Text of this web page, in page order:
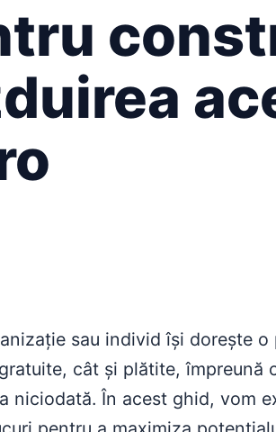
sau individ își dorește
cât și plătite,
niciodată. În acest ghid, vom